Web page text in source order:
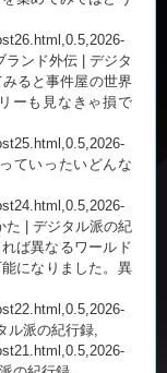
ンド外伝 | デジタ
ると事件屋の世界
ーも見なきゃ損で
ていったいどんな
た | デジタル派の紀
ば異なるワールド
になりました。異
ル派の紀行録,